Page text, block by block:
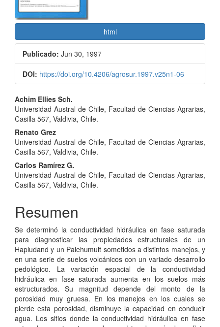
html
Publicado: Jun 30, 1997
DOI: https://doi.org/10.4206/agrosur.1997.v25n1-06
Contenido
principal
del
artículo
Achim Ellies Sch.
Universidad Austral de Chile, Facultad de Ciencias Agrarias,
Casilla 567, Valdivia, Chile.
Renato Grez
Universidad Austral de Chile, Facultad de Ciencias Agrarias,
Casilla 567, Valdivia, Chile.
Carlos Ramírez G.
Universidad Austral de Chile, Facultad de Ciencias Agrarias,
Casilla 567, Valdivia, Chile.
Resumen
Se determinó la conductividad hidráulica en fase saturada
para diagnosticar las propiedades estructurales de un
Hapludand y un Palehumult sometidos a distintos manejos, y
en una serie de suelos volcánicos con un variado desarrollo
pedológico. La variación espacial de la conductividad
hidráulica en fase saturada aumenta en los suelos más
estructurados. Su magnitud depende del monto de la
porosidad muy gruesa. En los manejos en los cuales se
pierde esta porosidad, disminuye la capacidad en conducir
agua. Los sitios donde la conductividad hidráulica en fase